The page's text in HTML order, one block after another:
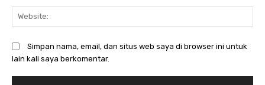
Simpan nama, email, dan situs web saya di browser ini untuk
lain kali saya berkomentar.